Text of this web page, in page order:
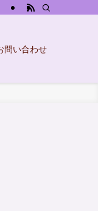
問い合わせ